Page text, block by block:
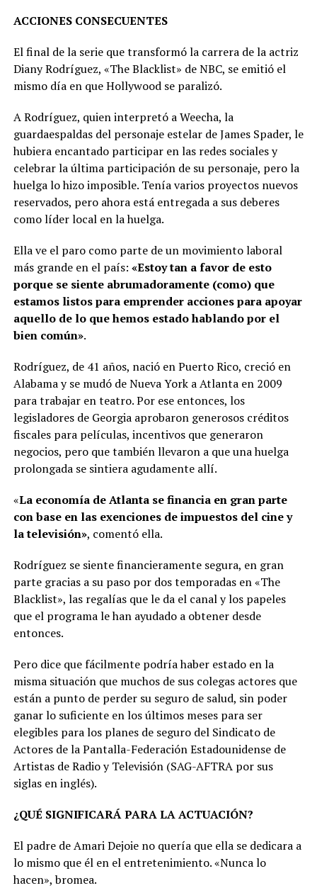
ACCIONES CONSECUENTES
El final de la serie que transformó la carrera de la actriz
Diany Rodríguez, «The Blacklist» de NBC, se emitió el
mismo día en que Hollywood se paralizó.
A Rodríguez, quien interpretó a Weecha, la
guardaespaldas del personaje estelar de James Spader, le
hubiera encantado participar en las redes sociales y
celebrar la última participación de su personaje, pero la
huelga lo hizo imposible. Tenía varios proyectos nuevos
reservados, pero ahora está entregada a sus deberes
como líder local en la huelga.
Ella ve el paro como parte de un movimiento laboral
más grande en el país: «Estoy tan a favor de esto
porque se siente abrumadoramente (como) que
estamos listos para emprender acciones para apoyar
aquello de lo que hemos estado hablando por el
bien común».
Rodríguez, de 41 años, nació en Puerto Rico, creció en
Alabama y se mudó de Nueva York a Atlanta en 2009
para trabajar en teatro. Por ese entonces, los
legisladores de Georgia aprobaron generosos créditos
fiscales para películas, incentivos que generaron
negocios, pero que también llevaron a que una huelga
prolongada se sintiera agudamente allí.
«La economía de Atlanta se financia en gran parte
con base en las exenciones de impuestos del cine y
la televisión», comentó ella.
Rodríguez se siente financieramente segura, en gran
parte gracias a su paso por dos temporadas en «The
Blacklist», las regalías que le da el canal y los papeles
que el programa le han ayudado a obtener desde
entonces.
Pero dice que fácilmente podría haber estado en la
misma situación que muchos de sus colegas actores que
están a punto de perder su seguro de salud, sin poder
ganar lo suficiente en los últimos meses para ser
elegibles para los planes de seguro del Sindicato de
Actores de la Pantalla-Federación Estadounidense de
Artistas de Radio y Televisión (SAG-AFTRA por sus
siglas en inglés).
¿QUÉ SIGNIFICARÁ PARA LA ACTUACIÓN?
El padre de Amari Dejoie no quería que ella se dedicara a
lo mismo que él en el entretenimiento. «Nunca lo
hacen», bromea.